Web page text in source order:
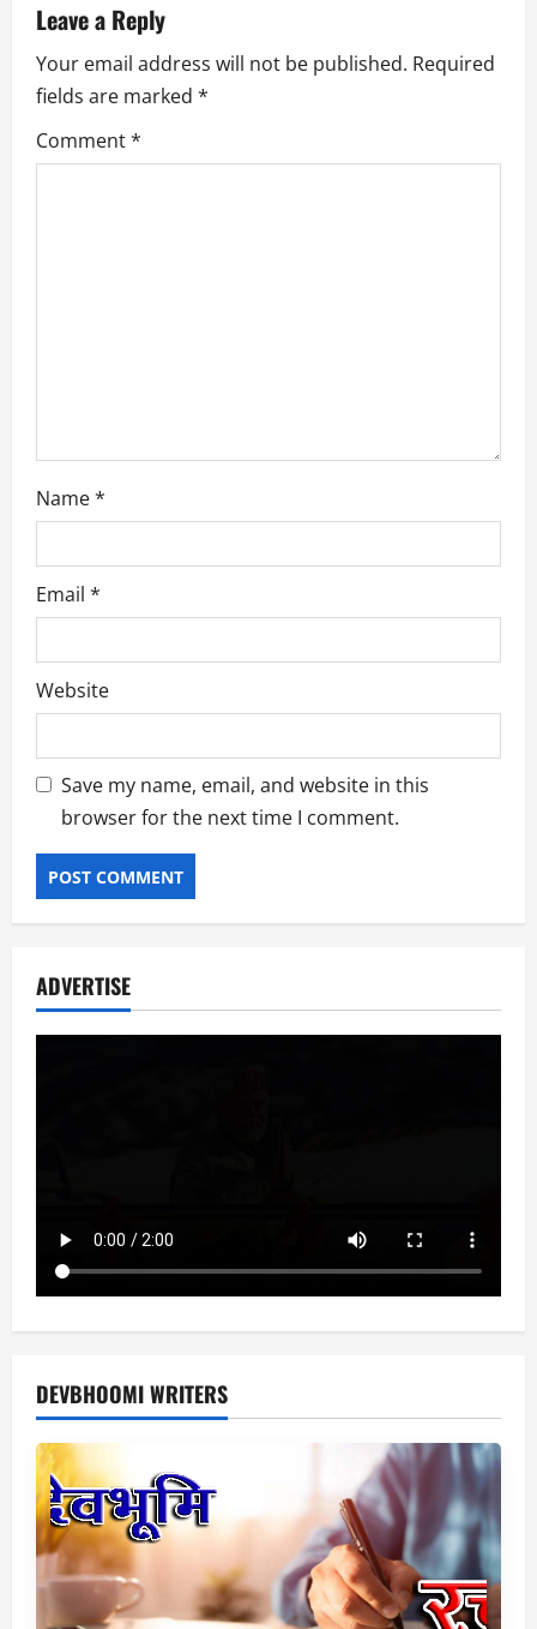
n
a
v
i
n
Leave a Reply
Your email address will not be published. Required
fields are marked *
Comment*
Name*
Email *
Website
Save my name, email, and website in this
browser for the next time I comment.
ADVERTISE
DEVBHOOMI WRITERS